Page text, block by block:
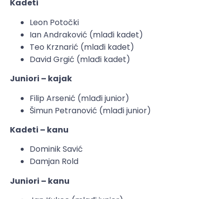
Kadeti
Leon Potočki
Ian Andraković (mlađi kadet)
Teo Krznarić (mlađi kadet)
David Grgić (mlađi kadet)
Juniori – kajak
Filip Arsenić (mlađi junior)
Šimun Petranović (mlađi junior)
Kadeti – kanu
Dominik Savić
Damjan Rold
Juniori – kanu